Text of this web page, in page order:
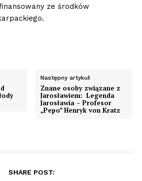
ze środków
Następny artykuł
Znane osoby związane z
Jarosławiem: Legenda
Jarosławia – Profesor
„Pepo” Henryk von Kratz
SHARE POST: